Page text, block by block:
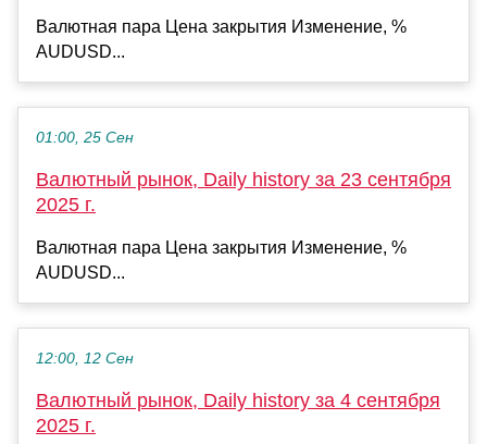
Валютная пара Цена закрытия Изменение, %
AUDUSD...
01:00, 25 Сен
Валютный рынок, Daily history за 23 сентября
2025 г.
Валютная пара Цена закрытия Изменение, %
AUDUSD...
12:00, 12 Сен
Валютный рынок, Daily history за 4 сентября
2025 г.